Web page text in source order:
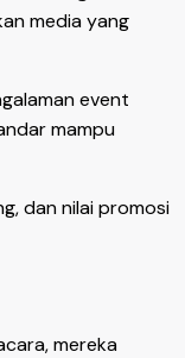
media yang
event
mampu
dan nilai promosi
mereka